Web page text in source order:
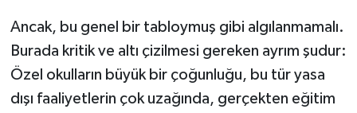
Ancak, bu genel bir tabloymuş gibi algılanmamalı.
Burada kritik ve altı çizilmesi gereken ayrım şudur:
Özel okulların büyük bir çoğunluğu, bu tür yasa
dışı faaliyetlerin çok uzağında, gerçekten eğitim